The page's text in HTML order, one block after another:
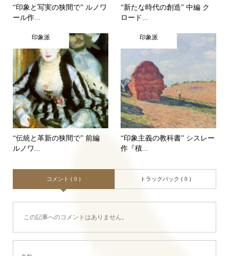
“印象と写実の狭間で” ルノワ
ール作...
“新たな時代の創造” 中編 ク
ロード...
印象派
“伝統と革新の狭間で” 前編
ルノワ...
印象派
“印象主義の教科書” シスレー
作『積...
コメント ( 0 ) トラックバック ( 0 )
この記事へのコメントはありません。